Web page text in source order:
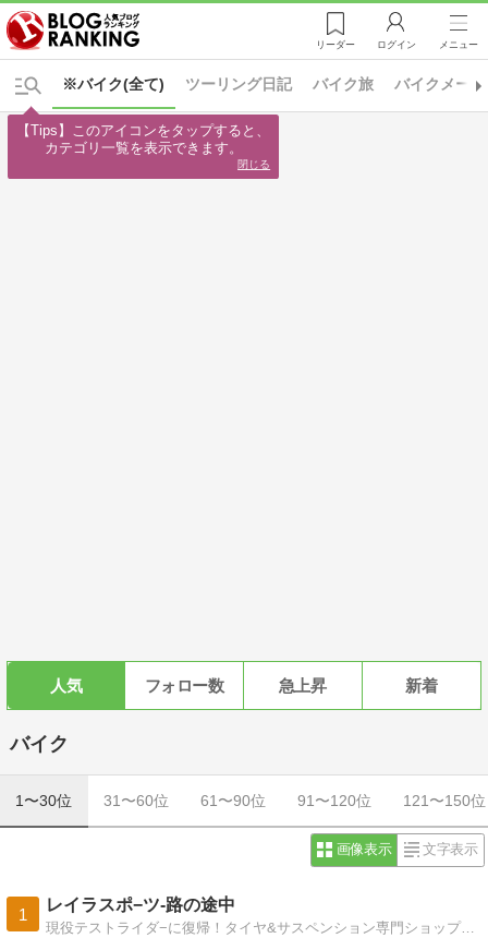
リーダー ログイン メニュー
※バイク(全て) ツーリング日記 バイク旅 バイクメー
人気 フォロー数 急上昇 新着
バイク
1〜30位 31〜60位 61〜90位 91〜120位 121〜150位
画像表示 文字表示
1
レイラスポ−ツ-路の途中
現役テストライダ−に復帰！タイヤ&サスペンション専門ショップの代表が日々を綴ります(^^)/
【Tips】このアイコンをタップすると、
カテゴリ一覧を表示できます。
閉じる